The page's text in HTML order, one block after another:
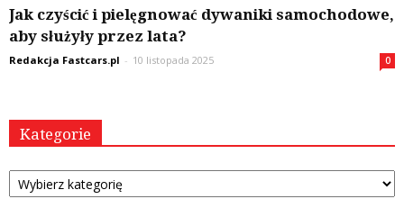
Jak czyścić i pielęgnować dywaniki samochodowe,
aby służyły przez lata?
Redakcja Fastcars.pl - 10 listopada 2025 0
Kategorie
Kategorie